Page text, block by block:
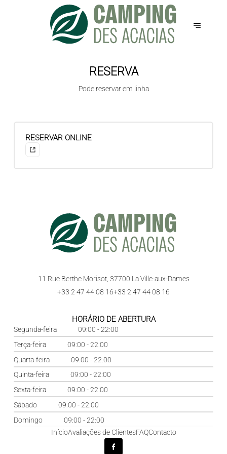
RESERVA
Pode reservar em linha
RESERVAR ONLINE
11 Rue Berthe Morisot, 37700 La Ville-aux-Dames
+33 2 47 44 08 16+33 2 47 44 08 16
HORÁRIO DE ABERTURA
Segunda-feira
09:00 - 22:00
Terça-feira
09:00 - 22:00
Quarta-feira
09:00 - 22:00
Quinta-feira
09:00 - 22:00
Sexta-feira
09:00 - 22:00
Sábado
09:00 - 22:00
Domingo
09:00 - 22:00
InícioAvaliações de ClientesFAQContacto